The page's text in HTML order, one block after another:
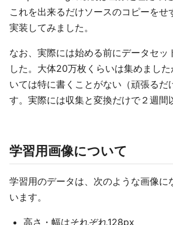
これを出来るだけソースのコピーを
実装してみました。
なお、実際には始める前にデータセッ
した。大体20万枚くらいは集めまし
いては特に書くことがない（頑張るだ
す。実際には収集と変換だけで２週間
学習用画像について
学習用のデータは、次のような画像に
います。
高さ・幅はそれぞれ128px